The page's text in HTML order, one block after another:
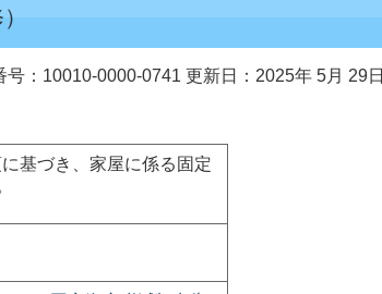
号：10010-0000-0741 更新日：2025年 5月 29日
基づき、家屋に係る固定